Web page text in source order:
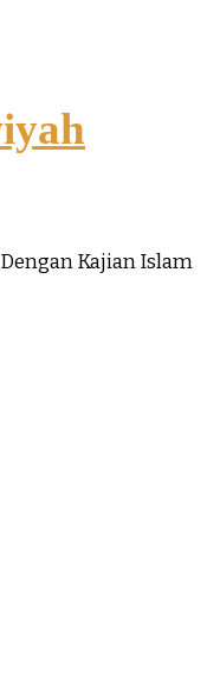
Kajian Islam